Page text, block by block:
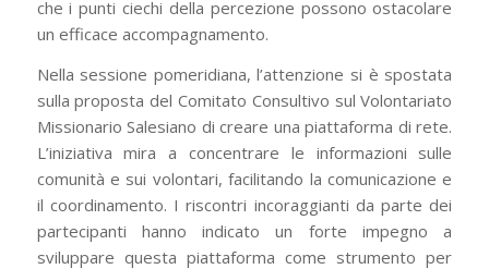
che i punti ciechi della percezione possono ostacolare
un efficace accompagnamento.
Nella sessione pomeridiana, l’attenzione si è spostata
sulla proposta del Comitato Consultivo sul Volontariato
Missionario Salesiano di creare una piattaforma di rete.
L’iniziativa mira a concentrare le informazioni sulle
comunità e sui volontari, facilitando la comunicazione e
il coordinamento. I riscontri incoraggianti da parte dei
partecipanti hanno indicato un forte impegno a
sviluppare questa piattaforma come strumento per